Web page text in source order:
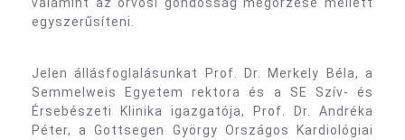
egyszerűsíteni.
Jelen állásfoglalásunkat Prof. Dr. Merkely Béla, a
Semmelweis Egyetem rektora és a SE Szív- és
Érsebészeti Klinika igazgatója, Prof. Dr. Andréka
Péter, a Gottsegen György Országos Kardiológiai